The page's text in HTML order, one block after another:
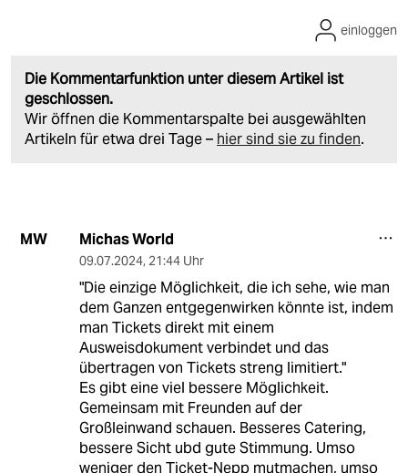
Die Kommentarfunktion unter diesem Artikel ist
geschlossen.
Wir öffnen die Kommentarspalte bei ausgewählten
Artikeln für etwa drei Tage – hier sind sie zu finden.
einloggen
MW Michas World
09.07.2024, 21:44 Uhr
"Die einzige Möglichkeit, die ich sehe, wie man
dem Ganzen entgegenwirken könnte ist, indem
man Tickets direkt mit einem
Ausweisdokument verbindet und das
übertragen von Tickets streng limitiert."
Es gibt eine viel bessere Möglichkeit.
Gemeinsam mit Freunden auf der
Großleinwand schauen. Besseres Catering,
bessere Sicht ubd gute Stimmung. Umso
weniger den Ticket-Nepp mutmachen, umso